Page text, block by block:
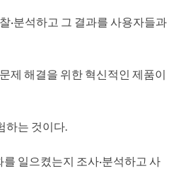
·분석하고 그 결과를 사용자들과
제 해결을 위한 혁신적인 제품이
하는 것이다.
일으켰는지 조사·분석하고 사